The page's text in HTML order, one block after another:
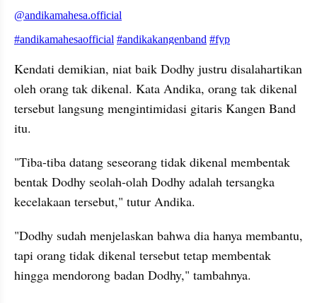
embed from external kumparan
Kendati demikian, niat baik Dodhy justru disalahartikan
oleh orang tak dikenal. Kata Andika, orang tak dikenal
tersebut langsung mengintimidasi gitaris Kangen Band
itu.
"Tiba-tiba datang seseorang tidak dikenal membentak
bentak Dodhy seolah-olah Dodhy adalah tersangka
kecelakaan tersebut," tutur Andika.
"Dodhy sudah menjelaskan bahwa dia hanya membantu,
tapi orang tidak dikenal tersebut tetap membentak
hingga mendorong badan Dodhy," tambahnya.